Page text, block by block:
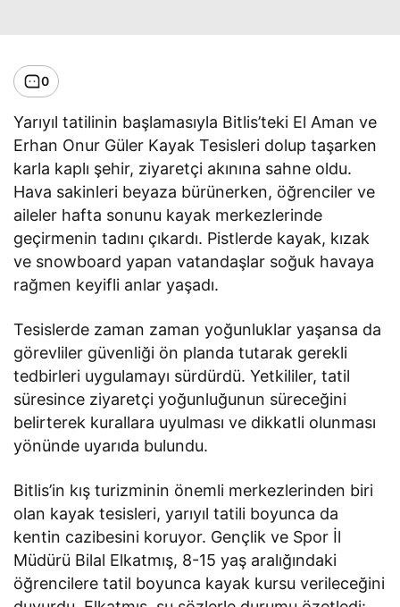
0
Yarıyıl tatilinin başlamasıyla Bitlis’teki El Aman ve
Erhan Onur Güler Kayak Tesisleri dolup taşarken
karla kaplı şehir, ziyaretçi akınına sahne oldu.
Hava sakinleri beyaza bürünerken, öğrenciler ve
aileler hafta sonunu kayak merkezlerinde
geçirmenin tadını çıkardı. Pistlerde kayak, kızak
ve snowboard yapan vatandaşlar soğuk havaya
rağmen keyifli anlar yaşadı.
Tesislerde zaman zaman yoğunluklar yaşansa da
görevliler güvenliği ön planda tutarak gerekli
tedbirleri uygulamayı sürdürdü. Yetkililer, tatil
süresince ziyaretçi yoğunluğunun süreceğini
belirterek kurallara uyulması ve dikkatli olunması
yönünde uyarıda bulundu.
Bitlis’in kış turizminin önemli merkezlerinden biri
olan kayak tesisleri, yarıyıl tatili boyunca da
kentin cazibesini koruyor. Gençlik ve Spor İl
Müdürü Bilal Elkatmış, 8-15 yaş aralığındaki
öğrencilere tatil boyunca kayak kursu verileceğini